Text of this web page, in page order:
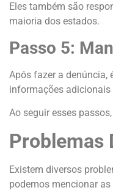
Eles também são
maioria dos estados.
Passo 5:
Após fazer a denúncia,
informações adicionais
Ao seguir esses
Problemas
Existem diversos
podemos mencionar as